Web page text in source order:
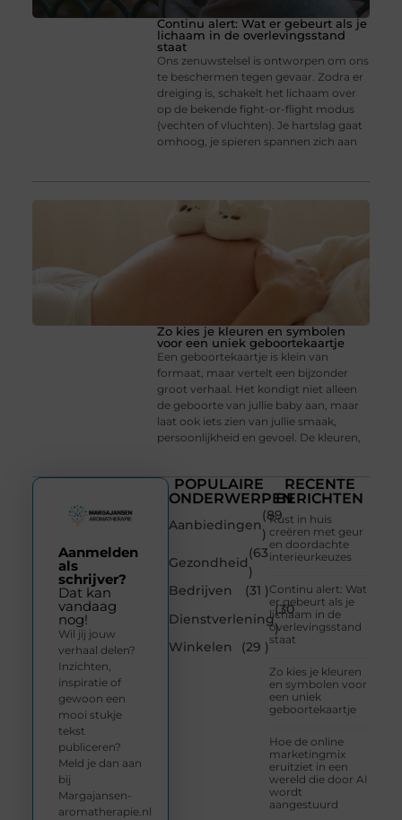
Continu alert: Wat er gebeurt als je
lichaam in de overlevingsstand
staat
Ons zenuwstelsel is ontworpen om ons
te beschermen tegen gevaar. Zodra er
dreiging is, schakelt het lichaam over
op de bekende fight-or-flight modus
(vechten of vluchten). Je hartslag gaat
omhoog, je spieren spannen zich aan
Zo kies je kleuren en symbolen
voor een uniek geboortekaartje
Een geboortekaartje is klein van
formaat, maar vertelt een bijzonder
groot verhaal. Het kondigt niet alleen
de geboorte van jullie baby aan, maar
laat ook iets zien van jullie smaak,
persoonlijkheid en gevoel. De kleuren,
POPULAIRE
ONDERWERPEN
Aanbiedingen
(89
)
Gezondheid
(63
)
Bedrijven
(31 )
Dienstverlening
(30
)
Winkelen
(29 )
RECENTE
BERICHTEN
Rust in huis
creëren met geur
en doordachte
interieurkeuzes
Continu alert: Wat
er gebeurt als je
lichaam in de
overlevingsstand
staat
Zo kies je kleuren
en symbolen voor
een uniek
geboortekaartje
Hoe de online
marketingmix
eruitziet in een
wereld die door AI
wordt
aangestuurd
Aanmelden
als
schrijver?
Dat kan
vandaag
nog!
Wil jij jouw
verhaal delen?
Inzichten,
inspiratie of
gewoon een
mooi stukje
tekst
publiceren?
Meld je dan aan
bij
Margajansen-
aromatherapie.nl